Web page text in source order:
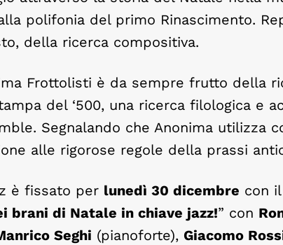
polifonia del primo Rinascimento.
della ricerca compositiva.
Frottolisti è da sempre frutto della
del ‘500, una ricerca filologica e
Segnalando che Anonima utilizza
alle rigorose regole della prassi
è fissato per lunedì 30 dicembre con
brani di Natale in chiave jazz!” con
Seghi (pianoforte), Giacomo